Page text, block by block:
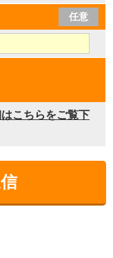
任意
こちらをご覧下